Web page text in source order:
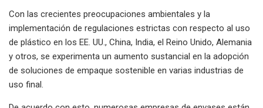
Con las crecientes preocupaciones ambientales y la
implementación de regulaciones estrictas con respecto al uso
de plástico en los EE. UU., China, India, el Reino Unido, Alemania
y otros, se experimenta un aumento sustancial en la adopción
de soluciones de empaque sostenible en varias industrias de
uso final.